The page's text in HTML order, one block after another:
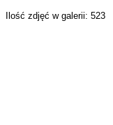
Ilość zdjęć w galerii: 523